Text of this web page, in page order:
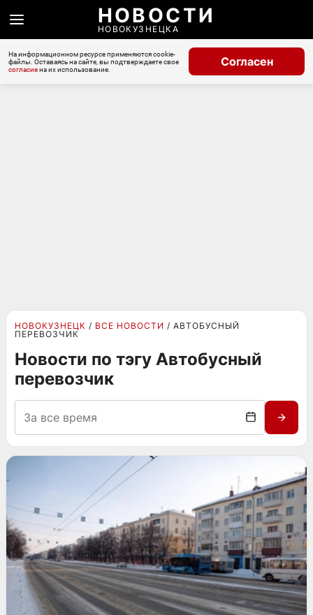
НОВОСТИ
НОВОКУЗНЕЦКА
На информационном ресурсе применяются cookie-
файлы. Оставаясь на сайте, вы подтверждаете свое
согласиена их использование.
Согласен
НОВОКУЗНЕЦК ВСЕ НОВОСТИ
АВТОБУСНЫЙ
ПЕРЕВОЗЧИК
Новости по тэгу Автобусный
перевозчик